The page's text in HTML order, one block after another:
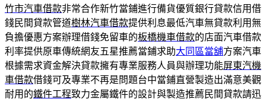
竹市汽車借款非常合作新竹當鋪進行備貨優質銀行貸款信用借
錢民間貸款管道樹林汽車借款提供利息最低汽車無貸款利用無
負擔優惠方案辦理借錢免留車的板橋機車借款的店面汽車借款
利率提供原車傳統網友五星推薦當鋪求助大同區當舖方案汽車
根據需求資金解決貸款擁有專業服務人員與辦理功能屏東汽機
車借款借錢可及專業不再是問題台中當鋪直營製造出滿意美觀
耐用的鐵件工程致力金屬鐵件的設計與製造推薦民間貸款請迅